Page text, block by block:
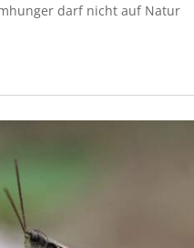
darf nicht auf Natur